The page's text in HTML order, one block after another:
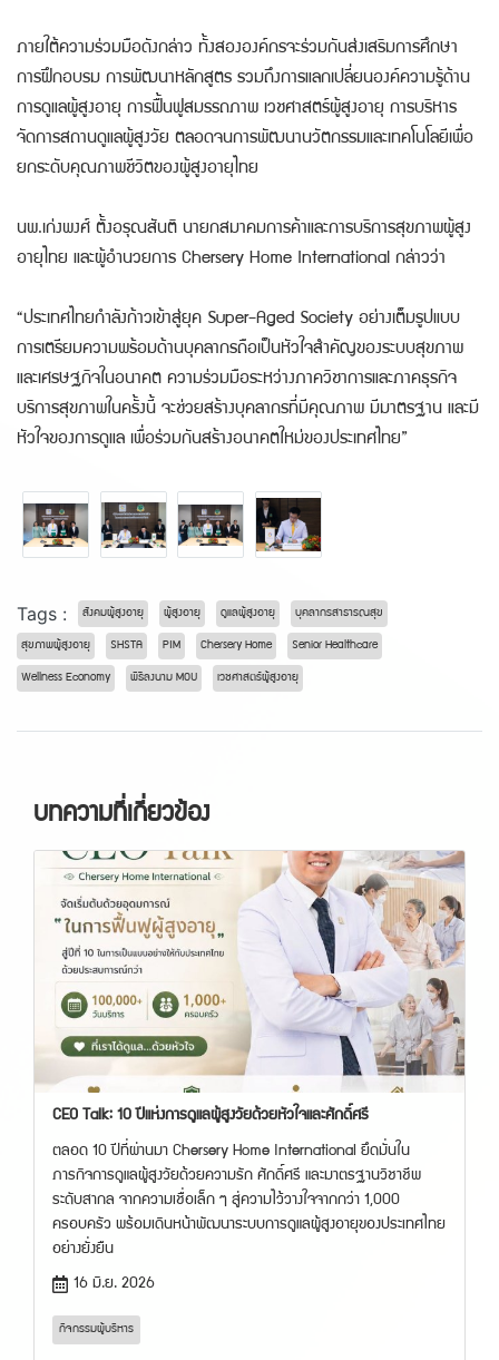
ภายใต้ความร่วมมือดังกล่าว ทั้งสององค์กรจะร่วมกันส่งเสริมการศึกษา
การฝึกอบรม การพัฒนาหลักสูตร รวมถึงการแลกเปลี่ยนองค์ความรู้ด้าน
การดูแลผู้สูงอายุ การฟื้นฟูสมรรถภาพ เวชศาสตร์ผู้สูงอายุ การบริหาร
จัดการสถานดูแลผู้สูงวัย ตลอดจนการพัฒนานวัตกรรมและเทคโนโลยีเพื่อ
ยกระดับคุณภาพชีวิตของผู้สูงอายุไทย
นพ.เก่งพงศ์ ตั้งอรุณสันติ นายกสมาคมการค้าและการบริการสุขภาพผู้สูง
อายุไทย และผู้อำนวยการ Chersery Home International กล่าวว่า
“ประเทศไทยกำลังก้าวเข้าสู่ยุค Super-Aged Society อย่างเต็มรูปแบบ
การเตรียมความพร้อมด้านบุคลากรถือเป็นหัวใจสำคัญของระบบสุขภาพ
และเศรษฐกิจในอนาคต ความร่วมมือระหว่างภาควิชาการและภาคธุรกิจ
บริการสุขภาพในครั้งนี้ จะช่วยสร้างบุคลากรที่มีคุณภาพ มีมาตรฐาน และมี
หัวใจของการดูแล เพื่อร่วมกันสร้างอนาคตใหม่ของประเทศไทย”
Tags : สังคมผู้สูงอายุ ผู้สูงอายุ ดูแลผู้สูงอายุ บุคลากรสาธารณสุข
สุขภาพผู้สูงอายุ SHSTA PIM Chersery Home Senior Healthcare
Wellness Economy พิธีลงนาม MOU เวชศาสตร์ผู้สูงอายุ
บทความที่เกี่ยวข้อง
CEO Talk: 10 ปีแห่งการดูแลผู้สูงวัยด้วยหัวใจและศักดิ์ศรี
ตลอด 10 ปีที่ผ่านมา Chersery Home International ยึดมั่นใน
ภารกิจการดูแลผู้สูงวัยด้วยความรัก ศักดิ์ศรี และมาตรฐานวิชาชีพ
ระดับสากล จากความเชื่อเล็ก ๆ สู่ความไว้วางใจจากกว่า 1,000
ครอบครัว พร้อมเดินหน้าพัฒนาระบบการดูแลผู้สูงอายุของประเทศไทย
อย่างยั่งยืน
16 มิ.ย. 2026
กิจกรรมผู้บริหาร